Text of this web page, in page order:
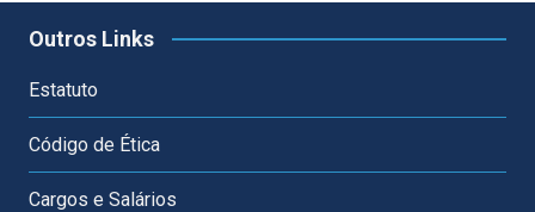
Outros Links
Estatuto
Código de Ética
Cargos e Salários